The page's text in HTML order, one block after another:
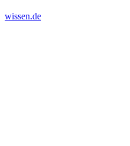
wissen.de